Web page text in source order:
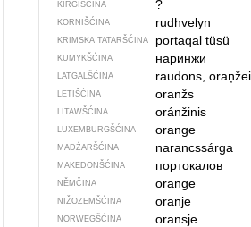
KIRGIŠĆINA ?
KORNIŠĆINA rudhvelyn
KRIMSKA TATARŠĆINA portaqal tüsü
KUMYKŠĆINA наринжи
LATGALŠĆINA raudons,
LETIŠĆINA oranžs
LITAWŠĆINA oránžinis
LUXEMBURGŠĆINA orange
MADŹARŠĆINA narancssárga
MAKEDONŠĆINA портокалов
NĚMČINA orange
NIŽOZEMŠĆINA oranje
NORWEGŠĆINA oransje